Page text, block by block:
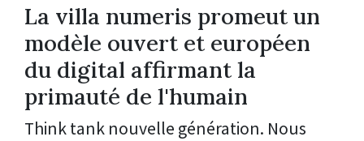
La villa numeris promeut un
modèle ouvert et européen
du digital affirmant la
primauté de l'humain
Think tank nouvelle génération. Nous